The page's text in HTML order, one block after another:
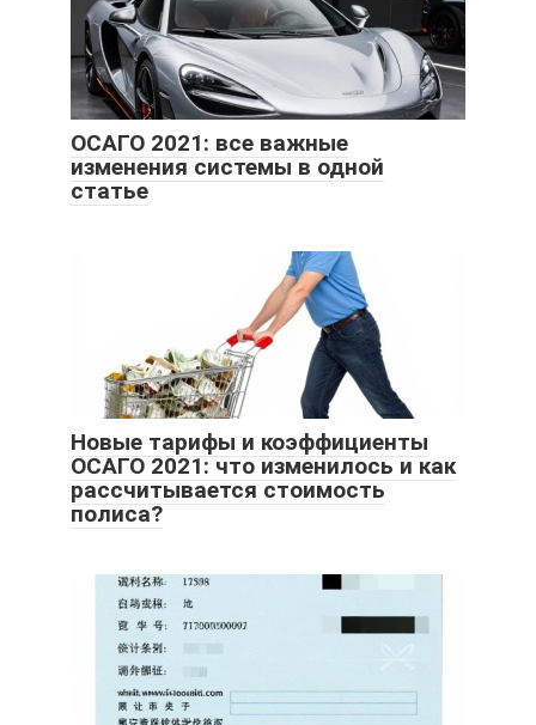
ОСАГО 2021: все важные
изменения системы в одной
статье
Новые тарифы и коэффициенты
ОСАГО 2021: что изменилось и как
рассчитывается стоимость
полиса?